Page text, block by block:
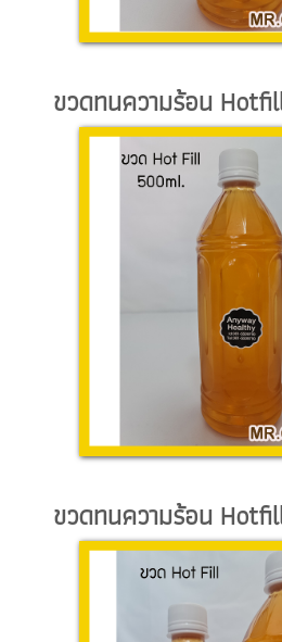
ขวดทนความร้อน
ขวดทนความร้อน